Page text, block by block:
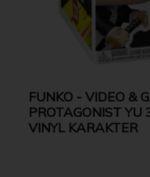
FUNKO - VIDEO &
PROTAGONIST YU
VINYL KARAKTER